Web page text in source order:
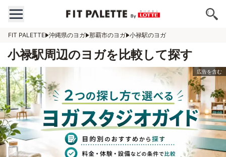
FIT PALETTE 沖縄県のヨガ 那覇市のヨガ 小禄駅のヨガ
小禄駅周辺のヨガを比較して探す